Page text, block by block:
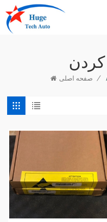
صفحه اصلی /